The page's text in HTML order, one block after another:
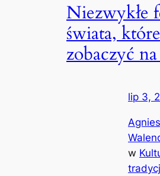
Niezwykłe
świata,
zobaczyć
lip 3,
w